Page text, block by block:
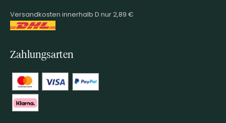
Versandkosten innerhalb D nur 2,89 €
Zahlungsarten